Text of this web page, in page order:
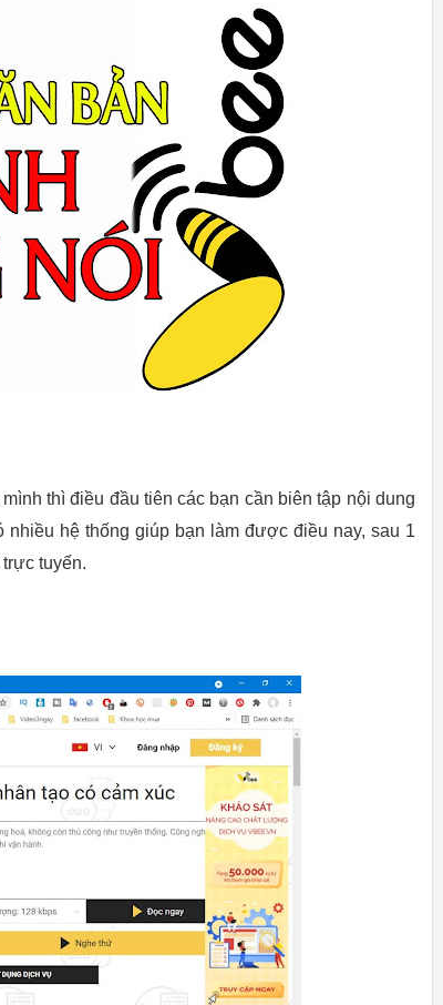
thì điều đầu tiên các bạn cần biên tập nội dung
hệ thống giúp bạn làm được điều nay, sau 1
tuyến.